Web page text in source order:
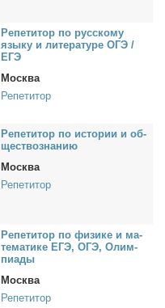
Ре­пе­ти­тор по рус­ско­му
язы­ку и ли­те­ра­ту­ре ОГЭ /
ЕГЭ
Москва
Репетитор
Ре­пе­ти­тор по ис­то­рии и об­
ще­ст­во­зна­нию
Москва
Репетитор
Ре­пе­ти­тор по физи­ке и ма­
те­ма­ти­ке ЕГЭ, ОГЭ, Олим­
пи­а­ды
Москва
Репетитор